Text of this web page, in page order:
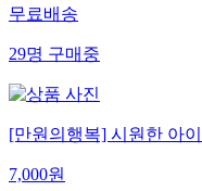
무료배송
29명 구매중
[만원의행복] 시원한 아
7,000원